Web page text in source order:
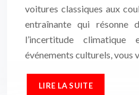
voitures classiques aux
entraînante qui résonne
l’incertitude
événements culturels, vous
LIRE LA SUITE